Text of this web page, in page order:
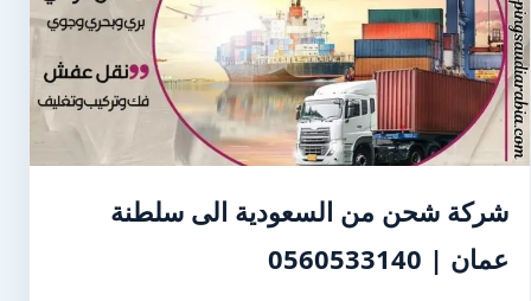
شركة شحن من السعودية الى سلطنة
عمان | 0560533140